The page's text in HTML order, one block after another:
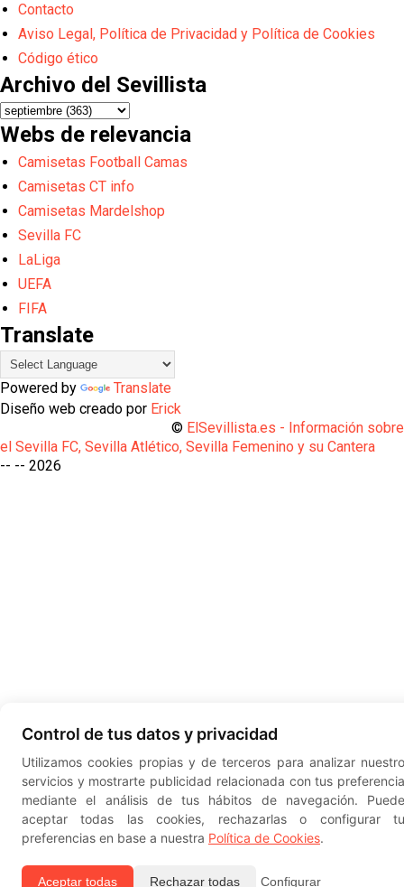
Contacto
Aviso Legal, Política de Privacidad y Política de Cookies
Código ético
Archivo del Sevillista
Webs de relevancia
Camisetas Football Camas
Camisetas CT info
Camisetas Mardelshop
Sevilla FC
LaLiga
UEFA
FIFA
Translate
Powered by
Translate
Diseño web creado por Erick
© ElSevillista.es - Información sobre
el Sevilla FC, Sevilla Atlético, Sevilla Femenino y su Cantera
-- --
Control de tus datos y privacidad
Utilizamos cookies propias y de terceros para analizar
servicios y mostrarte publicidad relacionada con tus
mediante el análisis de tus hábitos de navegación.
aceptar todas las cookies, rechazarlas o configurar
preferencias en base a nuestra Política de Cookies.
Aceptar todas Rechazar todas Configurar
2026